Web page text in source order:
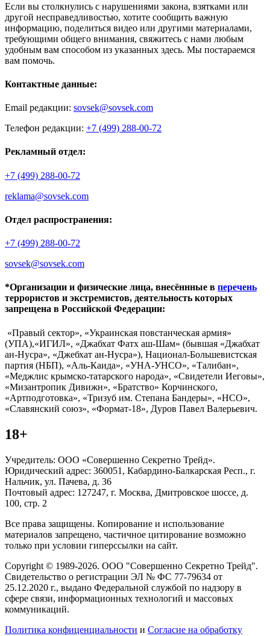
Если вы столкнулись с нарушениями закона, взятками или
другой несправедливостью, хотите сообщить важную
информацию, поделиться видео или другими материалами,
требующими общего внимания, свяжитесь с нами любым
удобным вам способом из указанных здесь. Мы постараемся
вам помочь.
Контактные данные:
Email редакции: sovsek@sovsek.com
Телефон редакции: +7 (499) 288-00-72
Рекламный отдел:
+7 (499) 288-00-72
reklama@sovsek.com
Отдел распространения:
+7 (499) 288-00-72
sovsek@sovsek.com
*Организации и физические лица, внесённные в перечень
террористов и экстремистов, деятельность которых
запрещена в Российской Федерации:
«Правый сектор», «Украинская повстанческая армия»
(УПА),«ИГИЛ», «Джабхат Фатх аш-Шам» (бывшая «Джабхат
ан-Нусра», «Джебхат ан-Нусра»), Национал-Большевистская
партия (НБП), «Аль-Каида», «УНА-УНСО», «Талибан»,
«Меджлис крымско-татарского народа», «Свидетели Иеговы»,
«Мизантропик Дивижн», «Братство» Корчинского,
«Артподготовка», «Тризуб им. Степана Бандеры», «НСО»,
«Славянский союз», «Формат-18», Дуров Павел Валерьевич.
18+
Учредитель: ООО «Совершенно Секретно Трейд».
Юридический адрес: 360051, Кабардино-Балкарская Респ., г.
Нальчик, ул. Пачева, д. 36
Почтовый адрес: 127247, г. Москва, Дмитровское шоссе, д.
100, стр. 2
Все права защищены. Копирование и использование
материалов запрещено, частичное цитирование возможно
только при условии гиперссылки на сайт.
Copyright © 1989-2026. ООО "Совершенно Секретно Трейд".
Свидетельство о регистрации ЭЛ № ФС 77-79634 от
25.12.2020 г., выдано Федеральной службой по надзору в
сфере связи, информационных технологий и массовых
коммуникаций.
Политика конфиценциальности и Согласие на обработку